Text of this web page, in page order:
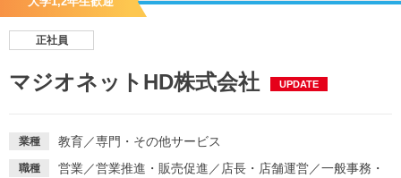
探す
正社員
マジオネットHD株式会社 UPDATE
業種 教育／専門・その他サービス
職種 営業／営業推進・販売促進 ／ 店長・店舗運営／一般事務・